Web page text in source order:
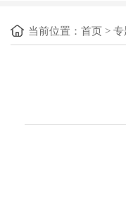
当前位置： 首页 > 专